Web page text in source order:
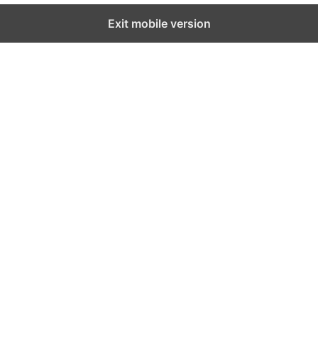
Exit mobile version